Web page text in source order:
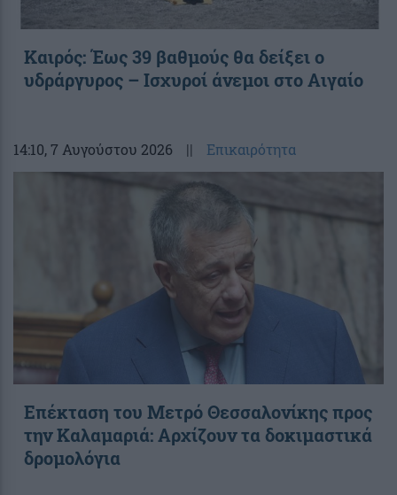
Καιρός: Έως 39 βαθμούς θα δείξει ο
υδράργυρος – Ισχυροί άνεμοι στο Αιγαίο
14:10, 7 Αυγούστου 2026 || Επικαιρότητα
Επέκταση του Μετρό Θεσσαλονίκης προς
την Καλαμαριά: Αρχίζουν τα δοκιμαστικά
δρομολόγια